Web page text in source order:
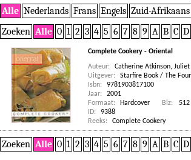
Alle Nederlands Frans Engels Zuid-Afrikaans
Zoeken Alle 0 1 2 3 4 5 6 7 8 9 A B C D
Complete Cookery - Oriental
Auteur: Catherine Atkinson, Juliet
Uitgever:
Starfire Book / The
Isbn:
9781903817100
Jaar:
2001
Formaat:
Hardcover Blz:
512
ID:
9388
Reeks:
Complete Cookery
Zoeken Alle 0 1 2 3 4 5 6 7 8 9 A B C D